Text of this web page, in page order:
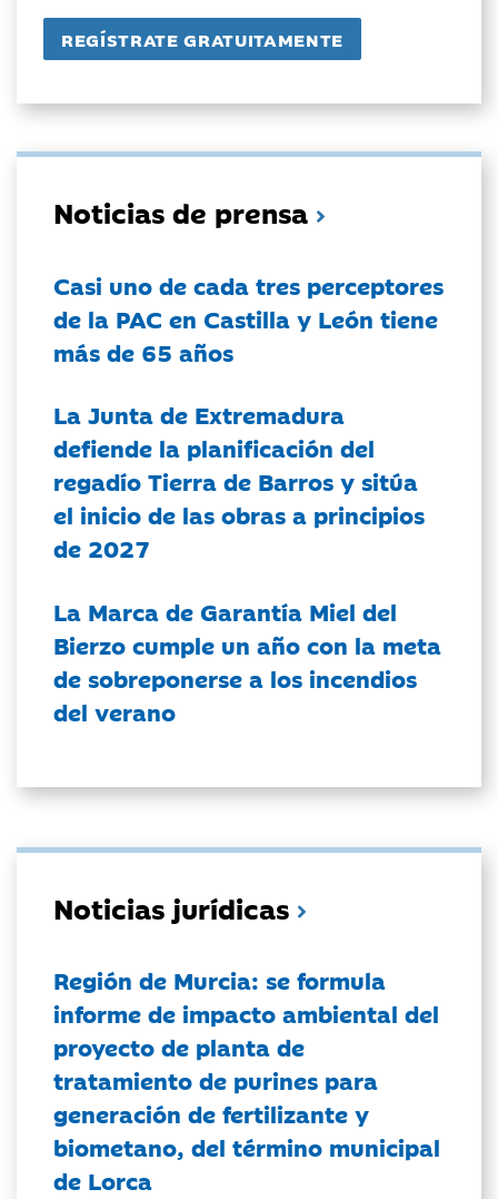
Noticias de prensa
Casi uno de cada tres perceptores
de la PAC en Castilla y León tiene
más de 65 años
La Junta de Extremadura
defiende la planificación del
regadío Tierra de Barros y sitúa
el inicio de las obras a principios
de 2027
La Marca de Garantía Miel del
Bierzo cumple un año con la meta
de sobreponerse a los incendios
del verano
Noticias jurídicas
Región de Murcia: se formula
informe de impacto ambiental del
proyecto de planta de
tratamiento de purines para
generación de fertilizante y
biometano, del término municipal
de Lorca